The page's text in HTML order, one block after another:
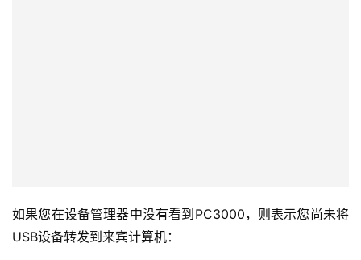
如果您在设备管理器中没有看到PC3000，则表示您尚未将
USB设备转发到来宾计算机：